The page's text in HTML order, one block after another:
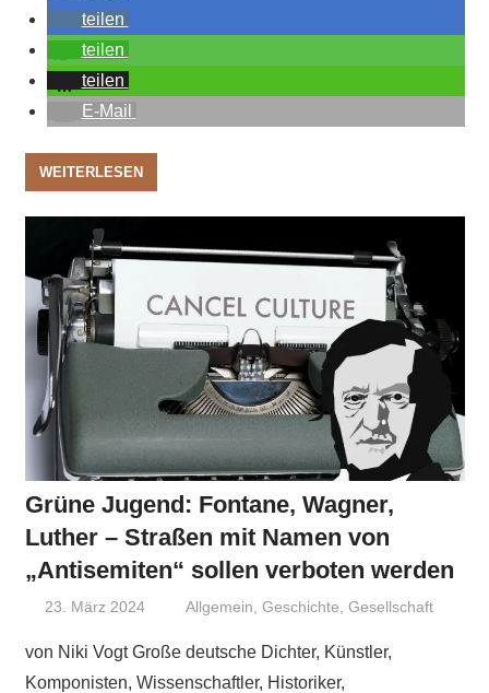
teilen
teilen
teilen
E-Mail
WEITERLESEN
Grüne Jugend: Fontane, Wagner,
Luther – Straßen mit Namen von
„Antisemiten“ sollen verboten werden
23. März 2024 Niki Vogt
Allgemein ,Geschichte ,Gesellschaft
von Niki Vogt Große deutsche Dichter, Künstler,
Komponisten, Wissenschaftler, Historiker,